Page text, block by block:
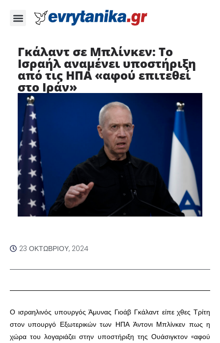
Γκάλαντ σε Μπλίνκεν: Το
Ισραήλ αναμένει υποστήριξη
από τις ΗΠΑ «αφού επιτεθεί
στο Ιράν»
23 ΟΚΤΩΒΡΊΟΥ, 2024
Ο ισραηλινός υπουργός Άμυνας Γιοάβ Γκάλαντ είπε χθες Τρίτη
στον υπουργό Εξωτερικών των ΗΠΑ Άντονι Μπλίνκεν πως η
χώρα του λογαριάζει στην υποστήριξη της Ουάσιγκτον «αφού